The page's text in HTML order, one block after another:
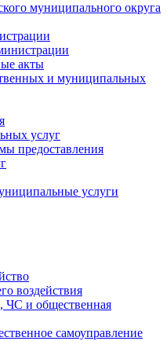
муниципального округа
акты
и муниципальных
услуг
предоставления
услуги
воздействия
ЧС и общественная
самоуправление